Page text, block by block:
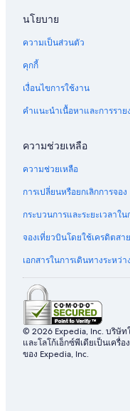
นโยบาย
ความเป็นส่วนตัว
คุกกี้
เงื่อนไขการใช้งาน
คำแนะนำเนื้อหาและการราย
ความช่วยเหลือ
ความช่วยเหลือ
การเปลี่ยนหรือยกเลิกการจอง
กระบวนการและระยะเวลาใ
จองเที่ยวบินโดยใช้เครดิตสา
เอกสารในการเดินทางระหว่า
© 2026 Expedia, Inc. บริษัท
และโลโก้เอ็กซ์พีเดียเป็นเครื่
ของ Expedia, Inc.